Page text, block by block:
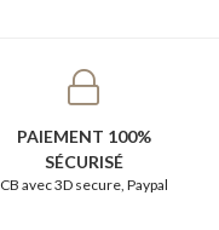
PAIEMENT 100%
SÉCURISÉ
CB avec 3D secure, Paypal